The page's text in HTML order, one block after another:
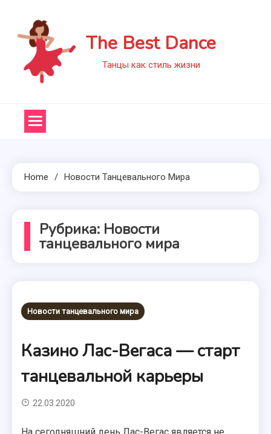
content
The Best Dance
Танцы как стиль жизни
Home Новости Танцевального Мира
Рубрика: Новости
танцевального мира
Новости танцевального мира
Казино Лас-Вегаса — старт
танцевальной карьеры
22.03.2020